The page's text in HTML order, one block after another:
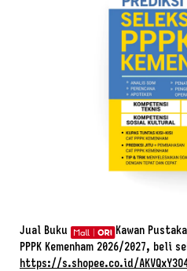
Jual Buku
Kawan
PPPK Kemenham 2026/2027, beli
https://s.shopee.co.id/